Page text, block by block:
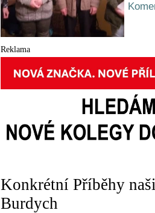
Reklama
Konkrétní Příběhy
Burdych